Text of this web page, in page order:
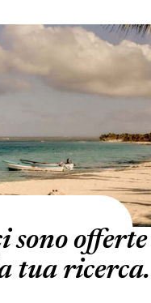
sono offerte
tua ricerca.